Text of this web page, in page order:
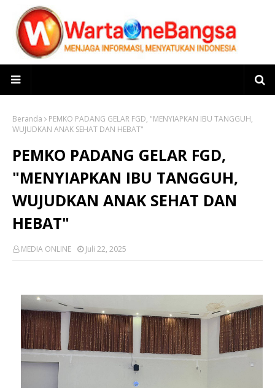
Beranda
PEMKO PADANG GELAR FGD, "MENYIAPKAN IBU TANGGUH,
WUJUDKAN ANAK SEHAT DAN HEBAT"
PEMKO PADANG GELAR FGD,
"MENYIAPKAN IBU TANGGUH,
WUJUDKAN ANAK SEHAT DAN
HEBAT"
MEDIA ONLINE Juli 22, 2025